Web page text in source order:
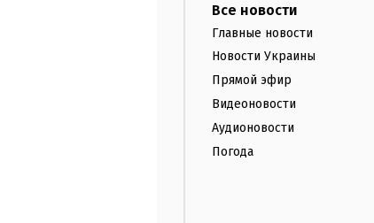
Все новости
Главные новости
Новости Украины
Прямой эфир
Видеоновости
Аудионовости
Погода